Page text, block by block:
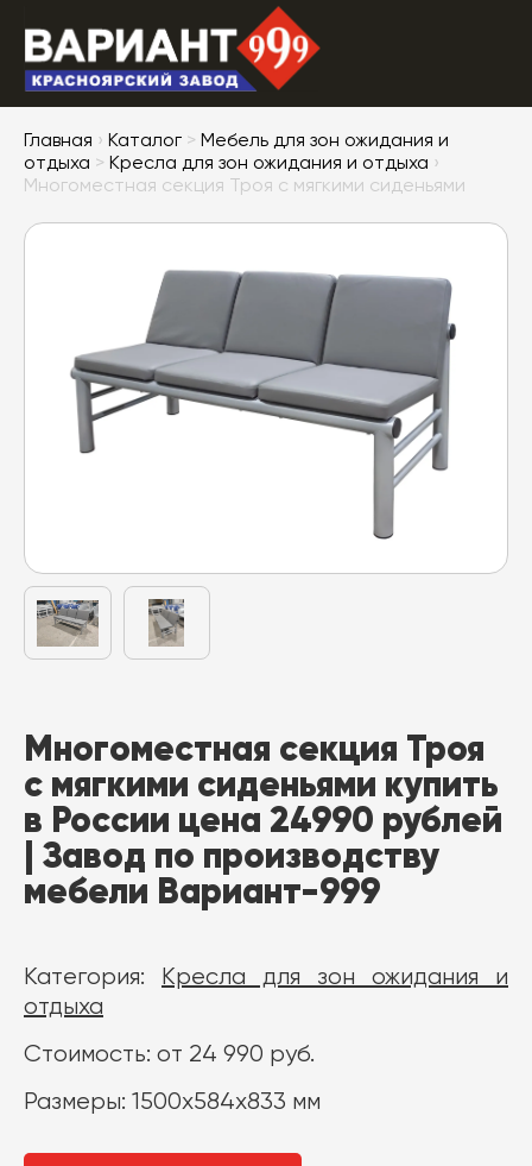
Главная › Каталог > Мебель для зон ожидания и
отдыха > Кресла для зон ожидания и отдыха ›
Многоместная секция Троя с мягкими сиденьями
Многоместная секция Троя
с мягкими сиденьями купить
в России цена 24990 рублей
| Завод по производству
мебели Вариант-999
Категория:
Кресла для зон ожидания и
отдыха
Стоимость: от 24 990 руб.
Размеры: 1500x584x833 мм